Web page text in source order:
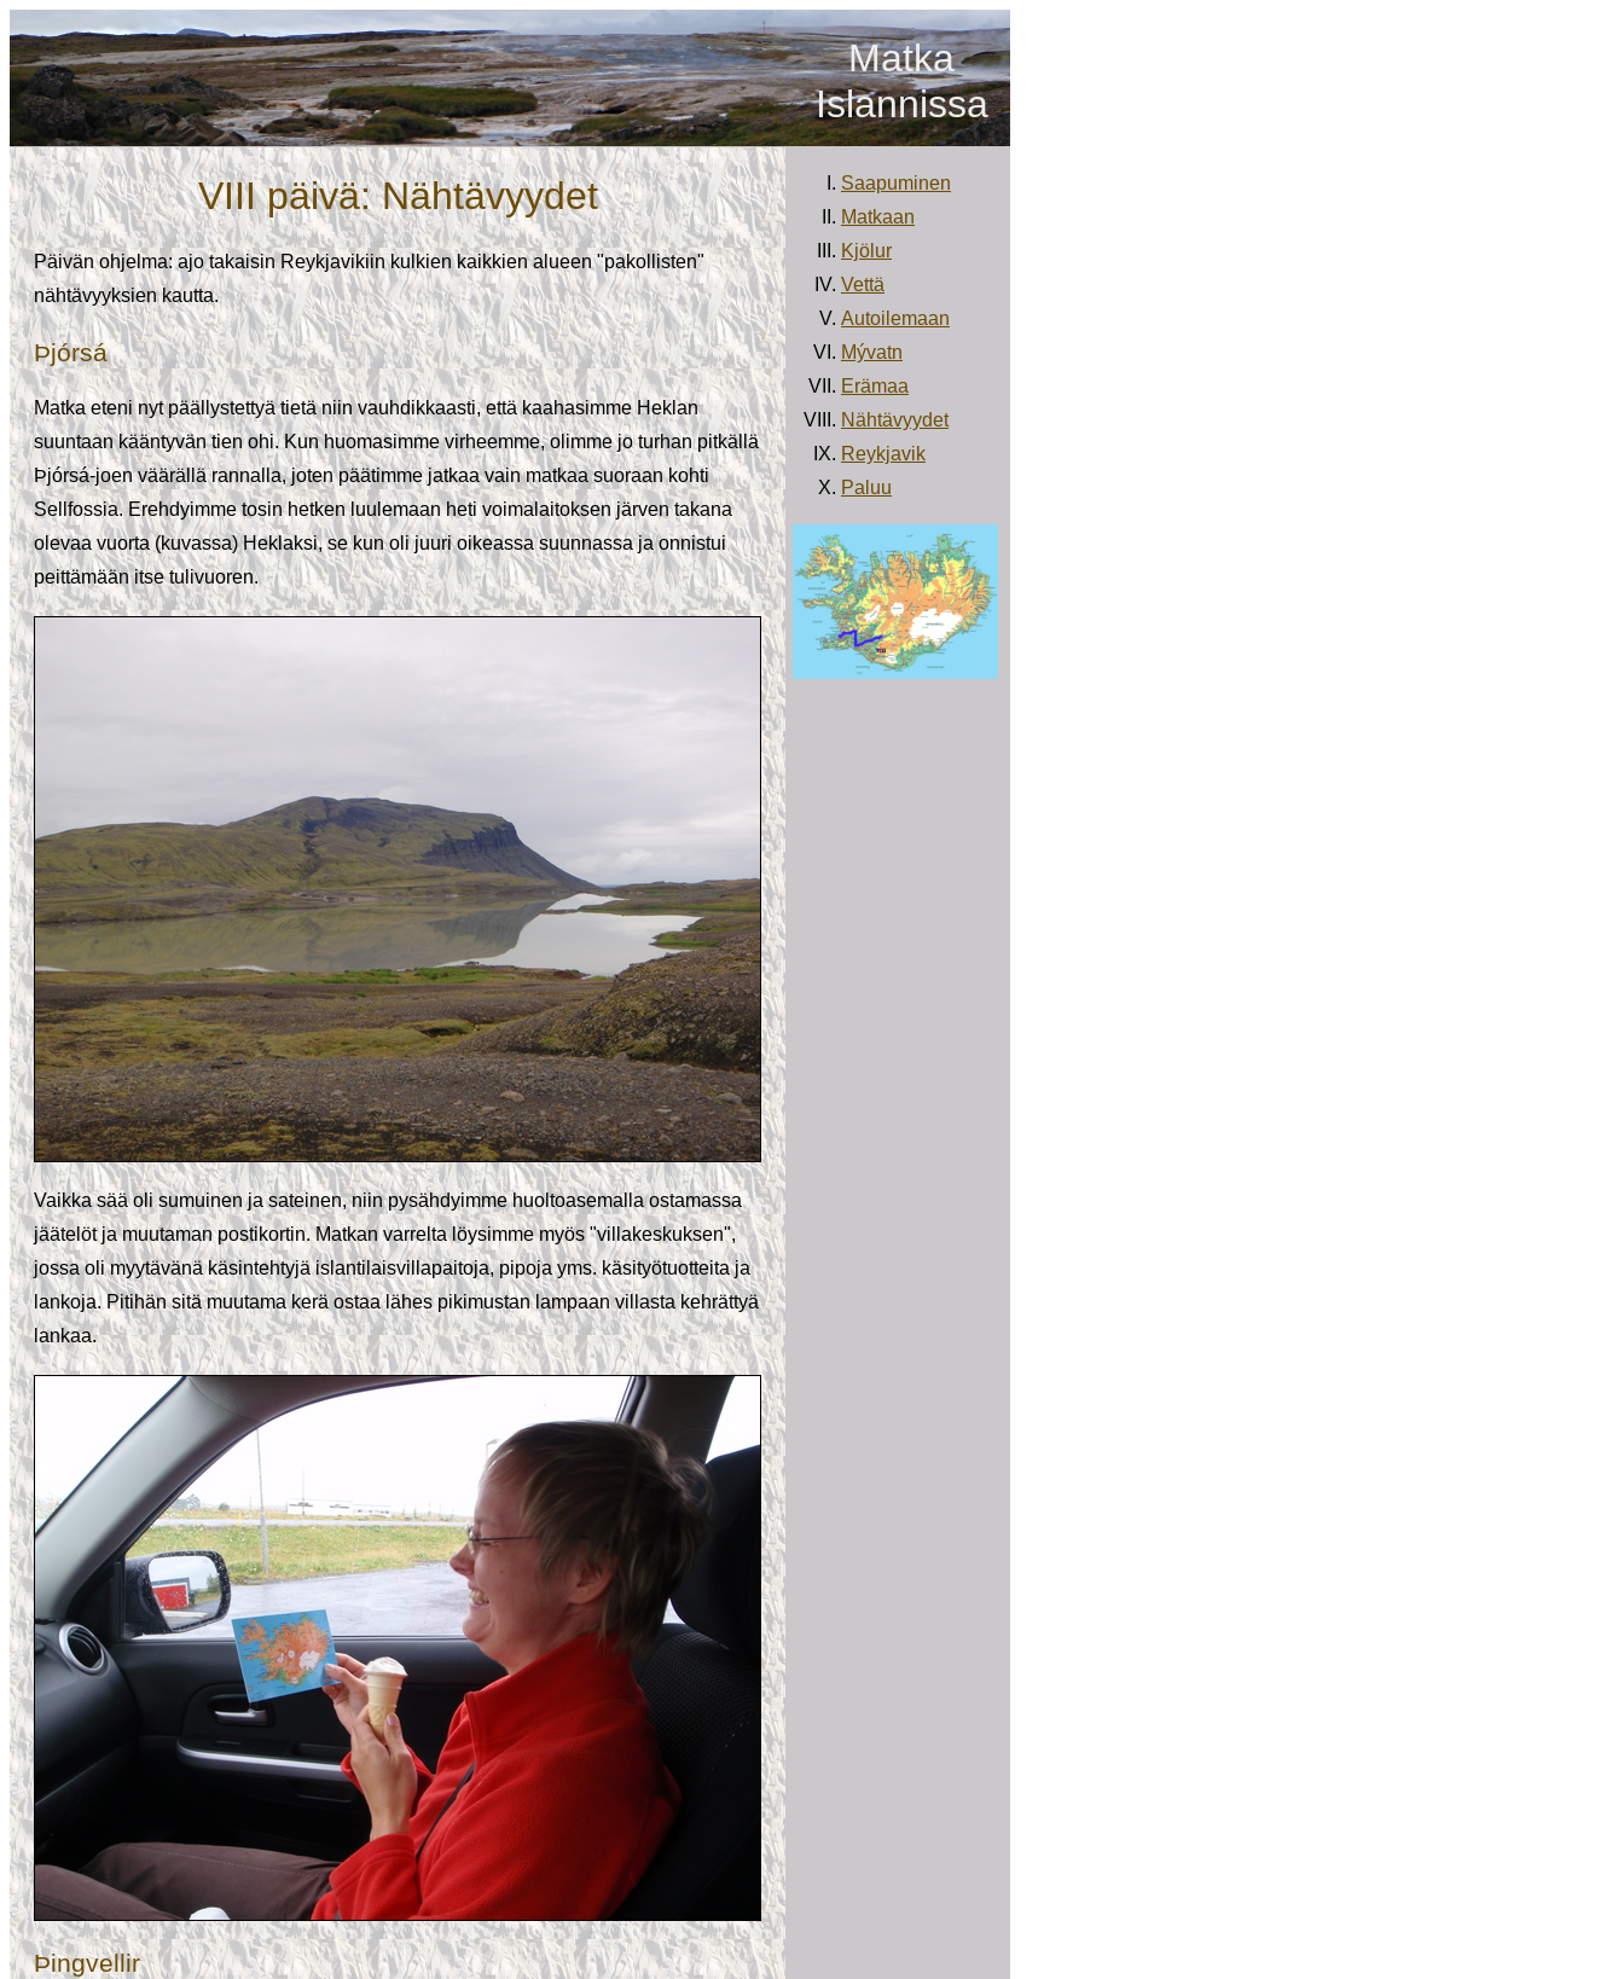
Matka
Islannissa
VIII päivä: Nähtävyydet
Päivän ohjelma: ajo takaisin Reykjavikiin kulkien kaikkien alueen "pakollisten"
nähtävyyksien kautta.
Þjórsá
Matka eteni nyt päällystettyä tietä niin vauhdikkaasti, että kaahasimme Heklan
suuntaan kääntyvän tien ohi. Kun huomasimme virheemme, olimme jo turhan pitkällä
Þjórsá-joen väärällä rannalla, joten päätimme jatkaa vain matkaa suoraan kohti
Sellfossia. Erehdyimme tosin hetken luulemaan heti voimalaitoksen järven takana
olevaa vuorta (kuvassa) Heklaksi, se kun oli juuri oikeassa suunnassa ja onnistui
peittämään itse tulivuoren.
Vaikka sää oli sumuinen ja sateinen, niin pysähdyimme huoltoasemalla ostamassa
jäätelöt ja muutaman postikortin. Matkan varrelta löysimme myös "villakeskuksen",
jossa oli myytävänä käsintehtyjä islantilaisvillapaitoja, pipoja yms. käsityötuotteita ja
lankoja. Pitihän sitä muutama kerä ostaa lähes pikimustan lampaan villasta kehrättyä
lankaa.
Þingvellir
Saapuminen
Matkaan
Kjölur
Vettä
Autoilemaan
Mývatn
Erämaa
Nähtävyydet
Reykjavik
Paluu